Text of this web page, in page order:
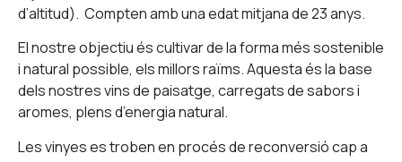
d’altitud). Compten amb una edat mitjana de 23 anys.
El nostre objectiu és cultivar de la forma més sostenible
i natural possible, els millors raïms. Aquesta és la base
dels nostres vins de paisatge, carregats de sabors i
aromes, plens d’energia natural.
Les vinyes es troben en procés de reconversió cap a